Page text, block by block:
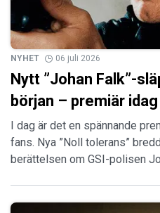
NYHET 06 juli 2026
Nytt ”Johan Falk”-
början – premiär idag
I dag är det en spännande
fans. Nya ”Noll tolerans”
berättelsen om GSI-polisen